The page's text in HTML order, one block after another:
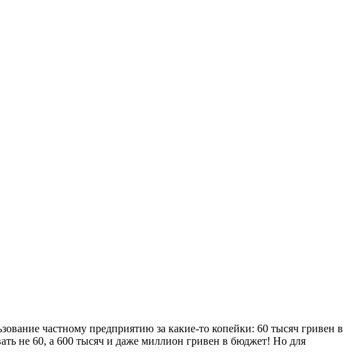
частному предприятию за какие-то копейки: 60 тысяч гривен в
не 60, а 600 тысяч и даже миллион гривен в бюджет! Но для